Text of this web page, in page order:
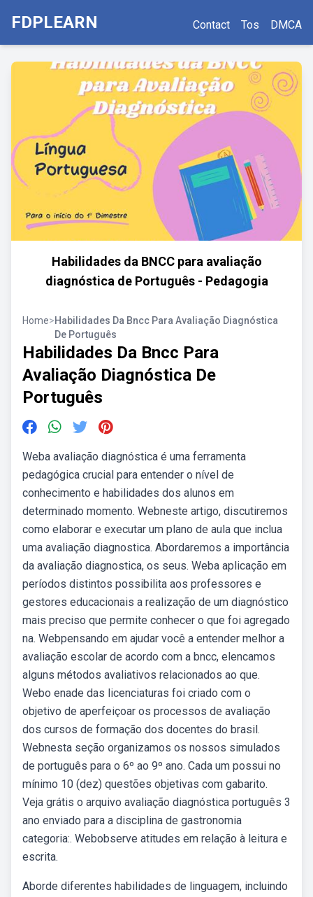
FDPLEARN Contact Tos DMCA
Habilidades da BNCC para avaliação
diagnóstica de Português - Pedagogia
Home>Habilidades Da Bncc Para Avaliação Diagnóstica
De Português
Habilidades Da Bncc Para
Avaliação Diagnóstica De
Português
Weba avaliação diagnóstica é uma ferramenta
pedagógica crucial para entender o nível de
conhecimento e habilidades dos alunos em
determinado momento. Webneste artigo, discutiremos
como elaborar e executar um plano de aula que inclua
uma avaliação diagnostica. Abordaremos a importância
da avaliação diagnostica, os seus. Weba aplicação em
períodos distintos possibilita aos professores e
gestores educacionais a realização de um diagnóstico
mais preciso que permite conhecer o que foi agregado
na. Webpensando em ajudar você a entender melhor a
avaliação escolar de acordo com a bncc, elencamos
alguns métodos avaliativos relacionados ao que.
Webo enade das licenciaturas foi criado com o
objetivo de aperfeiçoar os processos de avaliação
dos cursos de formação dos docentes do brasil.
Webnesta seção organizamos os nossos simulados
de português para o 6º ao 9º ano. Cada um possui no
mínimo 10 (dez) questões objetivas com gabarito.
Veja grátis o arquivo avaliação diagnóstica português 3
ano enviado para a disciplina de gastronomia
categoria:. Webobserve atitudes em relação à leitura e
escrita.
Aborde diferentes habilidades de linguagem, incluindo